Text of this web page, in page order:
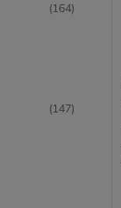
(164)
(147)